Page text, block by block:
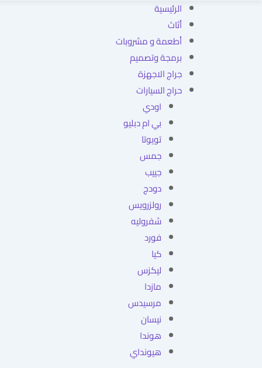
الرئيسية
أثاث
أطعمة و مشروبات
برمجة وتصميم
جراج الاجهزة
حراج السيارات
اودي
بي ام دبليو
تويوتا
جمس
جييب
دودج
رولزرويس
شفروليه
فورد
كيا
ليكزس
مازدا
مرسيدس
نيسان
هوندا
هيونداي